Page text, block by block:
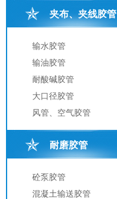
夹布、夹线胶管
输水胶管
输油胶管
耐酸碱胶管
大口径胶管
风管、空气胶管
耐磨胶管
砼泵胶管
混凝土输送胶管